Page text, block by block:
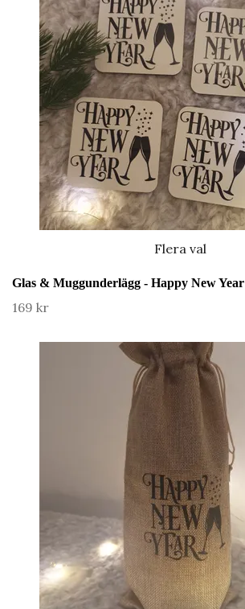
Flera val
Glas & Muggunderlägg - Happy New Year
169 kr